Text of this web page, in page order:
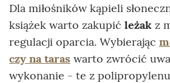
Dla miłośników kąpieli
książek warto zakupić leżak z
regulacji oparcia. Wybierając
czy na taras warto zwrócić
wykonanie - te z